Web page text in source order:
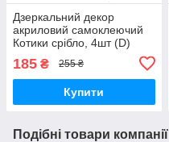
Дзеркальний декор
акриловий самоклеючий
Котики срібло, 4шт (D)
185 ₴ 255 ₴
Купити
Подібні товари компанії